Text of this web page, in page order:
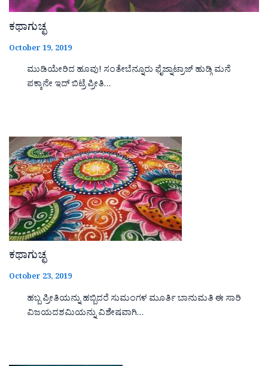
ಕಥಾಗುಚ್ಛ
October 19, 2019
ಮುಡಿಯೇರಿದ ಹೂವು! ಸಂತೇಬೆನ್ನೂರು ಫೈಜ್ನಾಟ್ರಾಜ್ ಹುಡ್ಗಿ ಮನೆ
ಪಕ್ಕಾನೇ ಇದ್ ಬಿಟ್ರೆ ಪ್ರೀತಿ…
ಕಥಾಗುಚ್ಛ
October 23, 2019
ಹಬ್ಬ ಪ್ರೀತಿಯನ್ನು ಹಬ್ಬಿದರೆ ಸುಮಂಗಳ ಮೂರ್ತಿ ಬಾನುಮತಿ ಈ ಸಾರಿ
ವಿಜಯದಶಮಿಯನ್ನು ವಿಶೇಷವಾಗಿ…